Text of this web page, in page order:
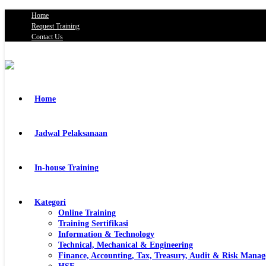
Home
Request Training
Contact Us
Home
Jadwal Pelaksanaan
In-house Training
Kategori
Online Training
Training Sertifikasi
Information & Technology
Technical, Mechanical & Engineering
Finance, Accounting, Tax, Treasury, Audit & Risk